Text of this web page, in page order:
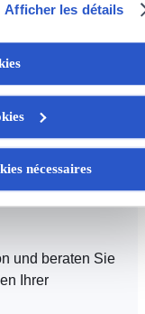
consentement à tout
des cookies" en bas
nécessaires au
désactivez des
fonctionnalités ou
en personnalisant
de vos choix.
de visiteurs et
Afficher les détails
nécessaires
und beraten Sie
Ihrer